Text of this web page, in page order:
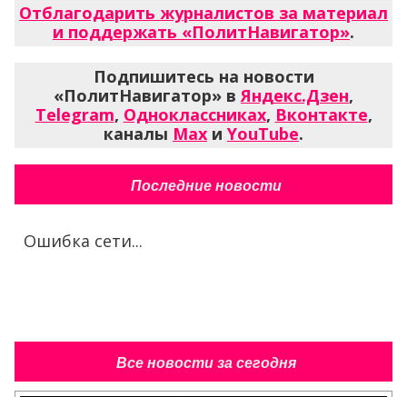
Отблагодарить журналистов за материал
и поддержать «ПолитНавигатор».
Подпишитесь на новости
«ПолитНавигатор» в Яндекс.Дзен,
Telegram, Одноклассниках, Вконтакте,
каналы Max и YouTube.
Последние новости
Ошибка сети...
Все новости за сегодня